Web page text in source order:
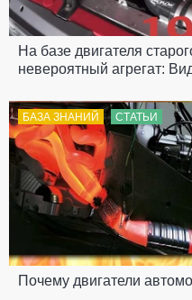
На базе двигателя
невероятный агрегат:
БАЗА ЗНАНИЙ СТАТЬИ
Почему двигатели